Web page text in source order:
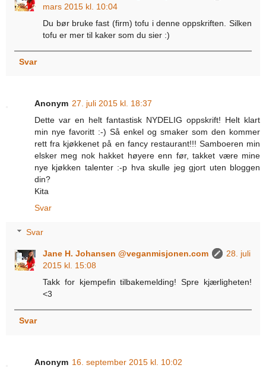
mars 2015 kl. 10:04
Du bør bruke fast (firm) tofu i denne oppskriften. Silken
tofu er mer til kaker som du sier :)
Svar
Anonym 27. juli 2015 kl. 18:37
Dette var en helt fantastisk NYDELIG oppskrift! Helt klart
min nye favoritt :-) Så enkel og smaker som den kommer
rett fra kjøkkenet på en fancy restaurant!!! Samboeren min
elsker meg nok hakket høyere enn før, takket være mine
nye kjøkken talenter :-p hva skulle jeg gjort uten bloggen
din?
Kita
Svar
Svar
Jane H. Johansen @veganmisjonen.com
28. juli
2015 kl. 15:08
Takk for kjempefin tilbakemelding! Spre kjærligheten!
<3
Svar
Anonym 16. september 2015 kl. 10:02